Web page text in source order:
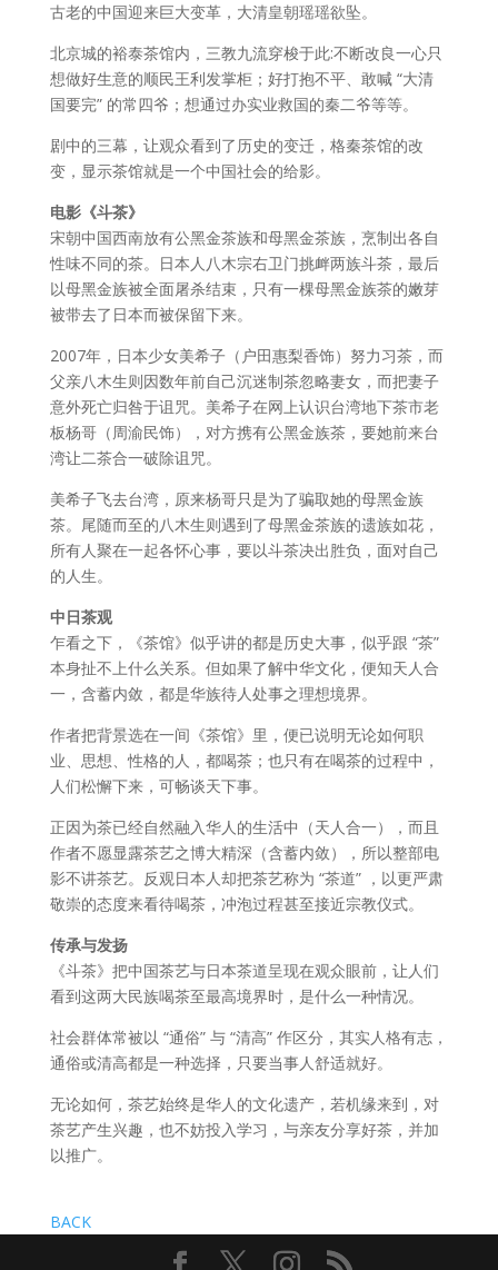
古老的中国迎来巨大变革，大清皇朝瑶瑶欲坠。
北京城的裕泰茶馆内，三教九流穿梭于此:不断改良一心只
想做好生意的顺民王利发掌柜；好打抱不平、敢喊 “大清
国要完” 的常四爷；想通过办实业救国的秦二爷等等。
剧中的三幕，让观众看到了历史的变迁，格秦茶馆的改
变，显示茶馆就是一个中国社会的给影。
电影《斗茶》
宋朝中国西南放有公黑金茶族和母黑金茶族，烹制出各自
性味不同的茶。日本人八木宗右卫门挑衅两族斗茶，最后
以母黑金族被全面屠杀结束，只有一棵母黑金族茶的嫩芽
被带去了日本而被保留下来。
2007年，日本少女美希子（户田惠梨香饰）努力习茶，而
父亲八木生则因数年前自己沉迷制茶忽略妻女，而把妻子
意外死亡归咎于诅咒。美希子在网上认识台湾地下茶市老
板杨哥（周渝民饰），对方携有公黑金族茶，要她前来台
湾让二茶合一破除诅咒。
美希子飞去台湾，原来杨哥只是为了骗取她的母黑金族
茶。尾随而至的八木生则遇到了母黑金茶族的遗族如花，
所有人聚在一起各怀心事，要以斗茶决出胜负，面对自己
的人生。
中日茶观
乍看之下，《茶馆》似乎讲的都是历史大事，似乎跟 “茶”
本身扯不上什么关系。但如果了解中华文化，便知天人合
一，含蓄内敛，都是华族待人处事之理想境界。
作者把背景选在一间《茶馆》里，便已说明无论如何职
业、思想、性格的人，都喝茶；也只有在喝茶的过程中，
人们松懈下来，可畅谈天下事。
正因为茶已经自然融入华人的生活中（天人合一），而且
作者不愿显露茶艺之博大精深（含蓄内敛），所以整部电
影不讲茶艺。反观日本人却把茶艺称为 “茶道” ，以更严肃
敬崇的态度来看待喝茶，冲泡过程甚至接近宗教仪式。
传承与发扬
《斗茶》把中国茶艺与日本茶道呈现在观众眼前，让人们
看到这两大民族喝茶至最高境界时，是什么一种情况。
社会群体常被以 “通俗” 与 “清高” 作区分，其实人格有志，
通俗或清高都是一种选择，只要当事人舒适就好。
无论如何，茶艺始终是华人的文化遗产，若机缘来到，对
茶艺产生兴趣，也不妨投入学习，与亲友分享好茶，并加
以推广。
BACK